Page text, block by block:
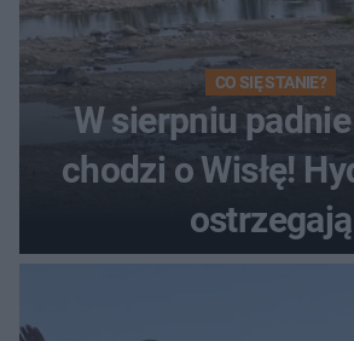
CO SIĘ STANIE?
W sierpniu
chodzi o Wisłę!
ostrzegają